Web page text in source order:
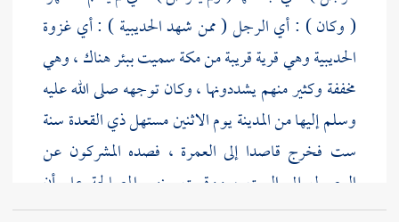
( وكان ) : أي الرجل ( ممن شهدالحديبية) : أي غزوة
الحديبيةوهي قرية قريبة منمكةسميت ببئر هناك ، وهي
مخففة وكثير منهم يشددونها ، وكان توجهه صلى الله عليه
وسلم إليها منالمدينةيوم الاثنين مستهل ذي القعدة سنة
ست فخرج قاصدا إلى العمرة ، فصده المشركون عن
الوصول إلى البيت ، ووقعت بينهم المصالحة على أن
يدخلمكةفي العام المقبل ( وكان من شهدالحديبيةلهم له